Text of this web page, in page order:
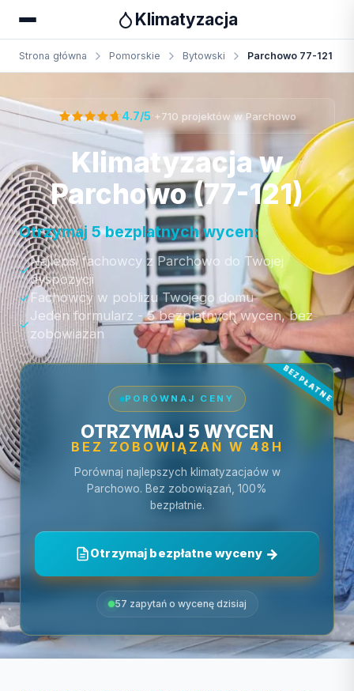
Klimatyzacja
Strona główna Pomorskie Bytowski Parchowo 77-121
Otrzymaj bezpłatną wycenę
4.7/5 +710 projektów w Parchowo
Klimatyzacja w
Parchowo (77-121)
Otrzymaj 5 bezplatnych wycen:
Najlepsi fachowcy z Parchowo do Twojej
dyspozycji
Fachowcy w poblizu Twojego domu
Jeden formularz - 5 bezplatnych wycen, bez
zobowiazan
PORÓWNAJ CENY
OTRZYMAJ 5 WYCEN
BEZ ZOBOWIĄZAŃ W 48H
Porównaj najlepszych klimatyzacjaów w
Parchowo. Bez zobowiązań, 100%
bezpłatnie.
Otrzymaj bezpłatne wyceny
57 zapytań o wycenę dzisiaj